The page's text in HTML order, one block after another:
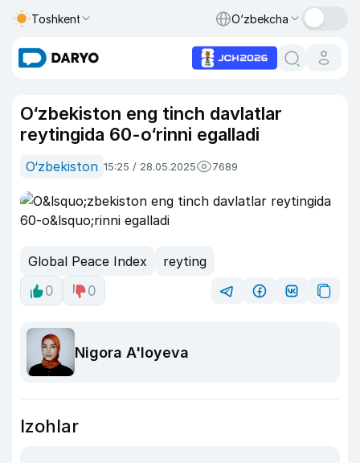
Toshkent O‘zbekcha
O‘zbekiston eng tinch davlatlar
reytingida 60-o‘rinni egalladi
O‘zbekiston 15:25 / 28.05.2025 7689
Global Peace Index
reyting
0
0
Nigora A'loyeva
Izohlar